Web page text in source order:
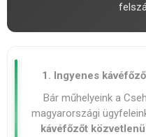
1. Ingyenes
Bár műhelyeink a
magyarországi
kávéfőzőt